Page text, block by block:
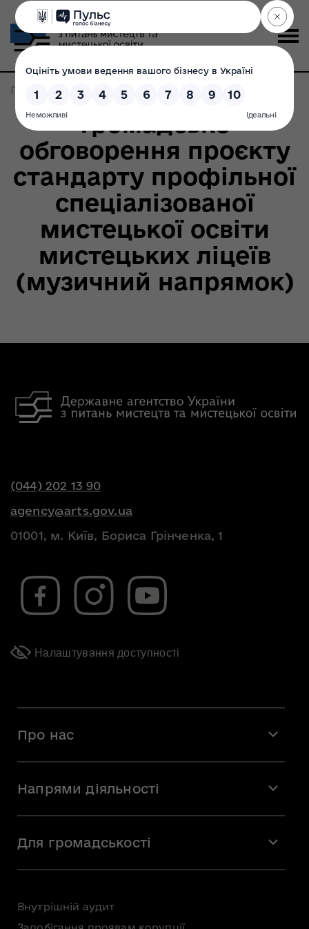
Головна Записи по метке: проект стандарту
Громадське
обговорення проєкту
стандарту профільної
спеціалізованої
мистецької освіти
мистецьких ліцеїв
(музичний напрямок)
(044) 202 13 90
agency@arts.gov.ua
01001, м. Київ, Бориса Грінченка, 1
Налаштування доступності
Про нас
Команда
Вакансії
Напрями діяльності
Мистецька освіта
Для громадськості
Громадська рада
Консультації з громадськістю
Внутрішній аудит